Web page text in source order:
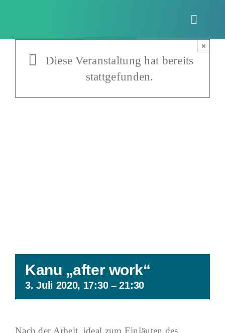
Toggle
Diese Veranstaltung hat bereits
stattgefunden.
×
Kanu „after work“
3. Juli 2020, 17:30–21:30
Nach der Arbeit, ideal zum Einläuten des